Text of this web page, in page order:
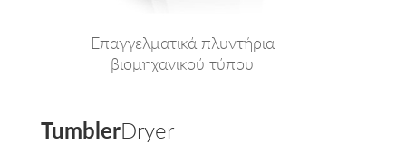
Επαγγελματικά πλυντήρια
βιομηχανικού τύπου
TumblerDryer